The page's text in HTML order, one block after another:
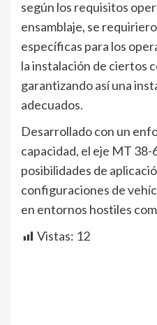
según los requisitos
ensamblaje, se
específicas para los
la instalación de ciertos
garantizando así una
adecuados.
Desarrollado con un
capacidad, el eje MT 38-
posibilidades de
configuraciones de
en entornos hostiles
Vistas: 12